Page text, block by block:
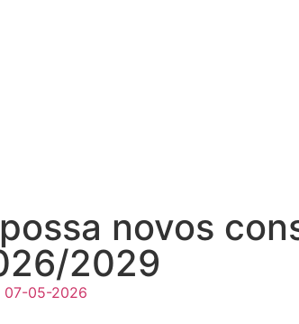
novos
2029
07-05-2026